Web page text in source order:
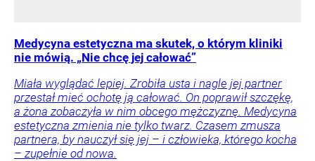
Medycyna estetyczna ma skutek, o którym kliniki
nie mówią. „Nie chcę jej całować”
Miała wyglądać lepiej. Zrobiła usta i nagle jej partner
przestał mieć ochotę ją całować. On poprawił szczękę,
a żona zobaczyła w nim obcego mężczyznę. Medycyna
estetyczna zmienia nie tylko twarz. Czasem zmusza
partnera, by nauczył się jej – i człowieka, którego kocha
– zupełnie od nowa.